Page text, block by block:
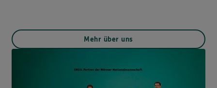
Mehr über uns